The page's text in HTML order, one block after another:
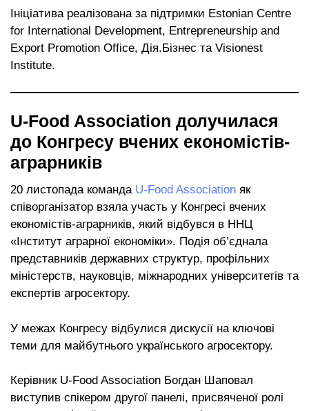
Ініціатива реалізована за підтримки Estonian Centre
for International Development, Entrepreneurship and
Export Promotion Office, Дія.Бізнес та Visionest
Institute.
U-Food Association долучилася
до Конгресу вчених економістів-
аграрників
20 листопада команда U-Food Association як
співорганізатор взяла участь у Конгресі вчених
економістів-аграрників, який відбувся в ННЦ
«Інститут аграрної економіки». Подія об’єднала
представників державних структур, профільних
міністерств, науковців, міжнародних університетів та
експертів агросектору.
У межах Конгресу відбулися дискусії на ключові
теми для майбутнього українського агросектору.
Керівник U-Food Association Богдан Шаповал
виступив спікером другої панелі, присвяченої ролі